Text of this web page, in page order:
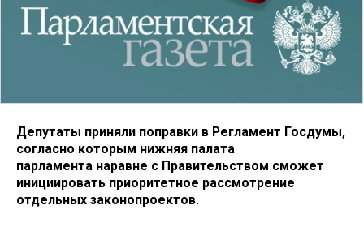
Депутаты приняли поправки в Регламент Госдумы,
согласно которым нижняя палата
парламента наравне с Правительством сможет
инициировать приоритетное рассмотрение
отдельных законопроектов.